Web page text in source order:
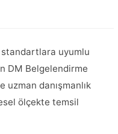
uyumlu
DM Belgelendirme
danışmanlık
ölçekte temsil